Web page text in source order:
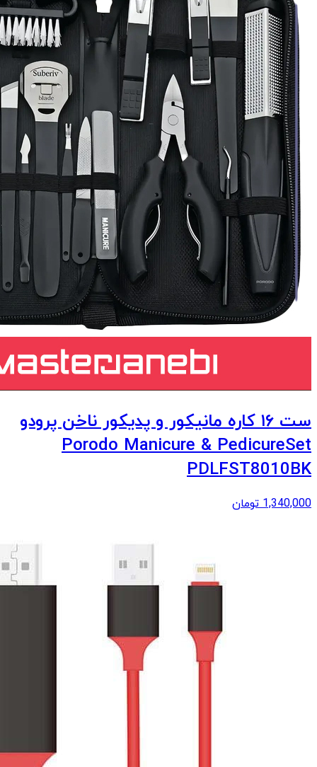
ست ۱۶ کاره مانیکور و پدیکور ناخن‌ پرودو
Porodo Manicure & PedicureSet
PDLFST8010BK
1,340,000 تومان